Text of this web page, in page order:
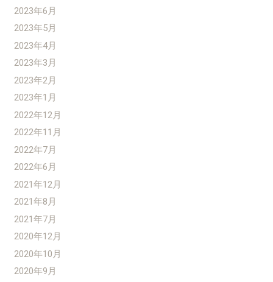
2023年6月
2023年5月
2023年4月
2023年3月
2023年2月
2023年1月
2022年12月
2022年11月
2022年7月
2022年6月
2021年12月
2021年8月
2021年7月
2020年12月
2020年10月
2020年9月